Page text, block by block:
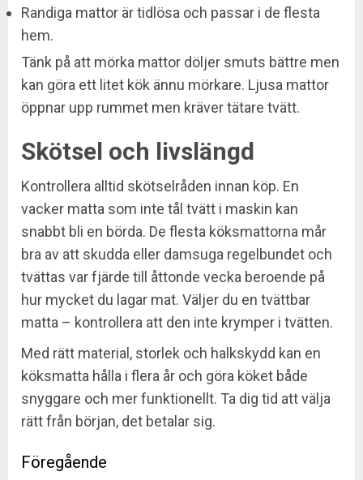
Randiga mattor är tidlösa och passar i de flesta
hem.
Tänk på att mörka mattor döljer smuts bättre men
kan göra ett litet kök ännu mörkare. Ljusa mattor
öppnar upp rummet men kräver tätare tvätt.
Skötsel och livslängd
Kontrollera alltid skötselråden innan köp. En
vacker matta som inte tål tvätt i maskin kan
snabbt bli en börda. De flesta köksmattorna mår
bra av att skudda eller damsuga regelbundet och
tvättas var fjärde till åttonde vecka beroende på
hur mycket du lagar mat. Väljer du en tvättbar
matta – kontrollera att den inte krymper i tvätten.
Med rätt material, storlek och halkskydd kan en
köksmatta hålla i flera år och göra köket både
snyggare och mer funktionellt. Ta dig tid att välja
rätt från början, det betalar sig.
Post